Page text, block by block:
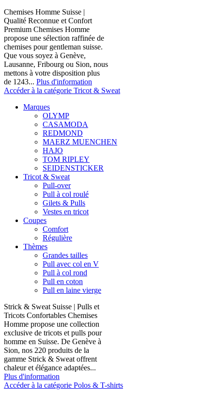
Chemises Homme Suisse |
Qualité Reconnue et Confort
Premium Chemises Homme
propose une sélection raffinée de
chemises pour gentleman suisse.
Que vous soyez à Genève,
Lausanne, Fribourg ou Sion, nous
mettons à votre disposition plus
de 1243... Plus d'information
Accéder à la catégorie Tricot & Sweat
Marques
OLYMP
CASAMODA
REDMOND
MAERZ MUENCHEN
HAJO
TOM RIPLEY
SEIDENSTICKER
Tricot & Sweat
Pull-over
Pull à col roulé
Gilets & Pulls
Vestes en tricot
Coupes
Comfort
Régulière
Thèmes
Grandes tailles
Pull avec col en V
Pull à col rond
Pull en coton
Pull en laine vierge
Strick & Sweat Suisse | Pulls et
Tricots Confortables Chemises
Homme propose une collection
exclusive de tricots et pulls pour
homme en Suisse. De Genève à
Sion, nos 220 produits de la
gamme Strick & Sweat offrent
chaleur et élégance adaptées...
Plus d'information
Accéder à la catégorie Polos & T-shirts